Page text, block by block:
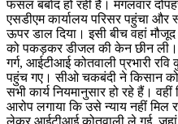
फसल बर्बाद हो रही है। मंगलवार
एसडीएम कार्यालय परिसर पहुंचा
ऊपर डाल दिया। इसी बीच वहां
को पकड़कर डीजल की केन छीन ली।
गर्ग, आईटीआई कोतवाली प्रभारी
पहुंच गए। सीओ चकबंदी ने किसान
सभी कार्य नियमानुसार हो रहे हैं।
आरोप लगाया कि उसे न्याय नहीं मिल
लेकर आईटीआई कोतवाली ले गई, जहां